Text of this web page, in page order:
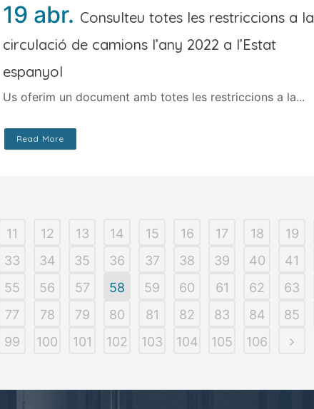
19 abr. Consulteu totes les restriccions a la
circulació de camions l’any 2022 a l’Estat
espanyol
Us oferim un document amb totes les restriccions a la...
Read More
11 12 13 14 15 16 17 18 19
33 34 35 36 37 38 39 40 41
55 56 57 58 59 60 61 62 63
77 78 79 80 81 82 83 84 85
99 100 101 102 103 104 105 106